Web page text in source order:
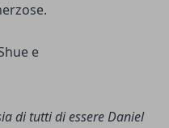
di tutti di essere Daniel